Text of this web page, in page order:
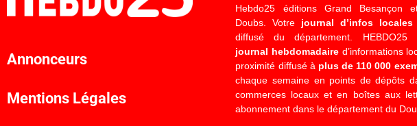
Annonceurs
Mentions Légales
Hebdo25 éditions Grand Besançon
Doubs. Votre journal d’infos locales
diffusé du département.
journal hebdomadaired’informations
proximité diffusé à plus de 110 000
chaque semaine en points de dépôts
commerces locaux et en boîtes aux
abonnement dans le département du